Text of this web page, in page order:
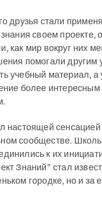
друзья стали
знания своем проекте,
как мир вокруг них
помогали другим
учебный материал, а
более интересным
настоящей сенсацией
сообществе.
к их
Знаний" стал
городке, но и за